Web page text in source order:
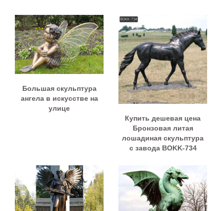
Большая скульптура
ангела в искусстве на
улице
Купить дешевая цена
Бронзовая литая
лошадиная скульптура
с завода BOKK-734